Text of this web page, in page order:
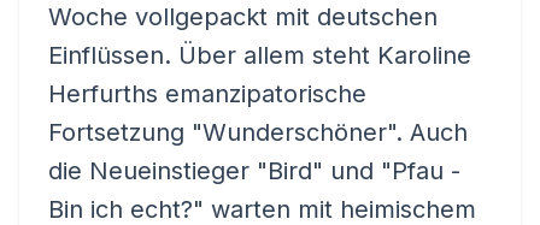
Woche vollgepackt mit deutschen
Einflüssen. Über allem steht Karoline
Herfurths emanzipatorische
Fortsetzung "Wunderschöner". Auch
die Neueinstieger "Bird" und "Pfau -
Bin ich echt?" warten mit heimischem